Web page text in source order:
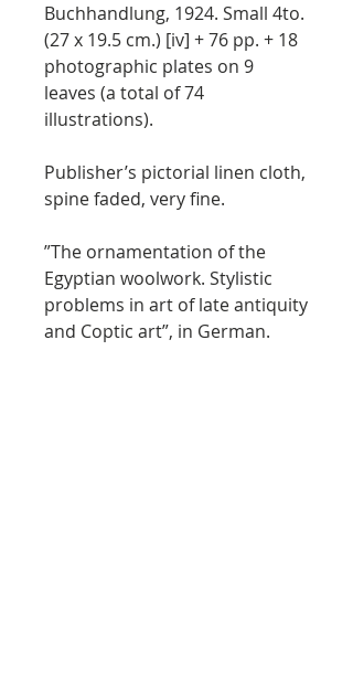
Buchhandlung, 1924. Small 4to.
(27 x 19.5 cm.) [iv] + 76 pp. + 18
photographic plates on 9
leaves (a total of 74
illustrations).
Publisher’s pictorial linen cloth,
spine faded, very fine.
”The ornamentation of the
Egyptian woolwork. Stylistic
problems in art of late antiquity
and Coptic art”, in German.